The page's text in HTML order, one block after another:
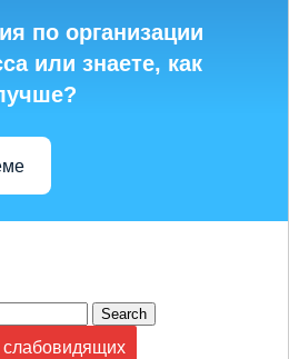
по организации
или знаете, как
слабовидящих